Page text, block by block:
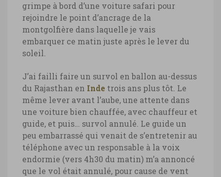
grimpe à bord d’une voiture safari pour
rejoindre le point d’ancrage de la
montgolfière dans laquelle je vais
embarquer ce matin juste après le lever du
soleil.
J’ai failli faire un survol en ballon au-dessus
du Rajasthan en Inde trois ans plus tôt. Le
même lever avant l’aube, une attente dans
une voiture bien chauffée, avec chauffeur et
guide, et puis… survol annulé. Le guide un
peu embarrassé qui venait de s’entretenir au
téléphone avec un responsable à la voix
endormie (vers 4h30 du matin) m’a annoncé
que le vol était annulé, pour cause de vent